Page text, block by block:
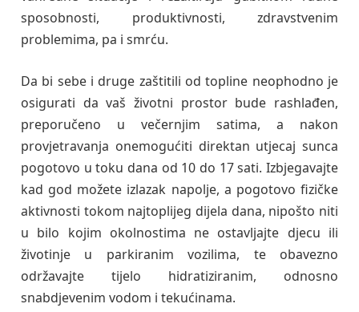
sposobnosti, produktivnosti, zdravstvenim
problemima, pa i smrću.
Da bi sebe i druge zaštitili od topline neophodno je
osigurati da vaš životni prostor bude rashlađen,
preporučeno u večernjim satima, a nakon
provjetravanja onemogućiti direktan utjecaj sunca
pogotovo u toku dana od 10 do 17 sati. Izbjegavajte
kad god možete izlazak napolje, a pogotovo fizičke
aktivnosti tokom najtoplijeg dijela dana, nipošto niti
u bilo kojim okolnostima ne ostavljajte djecu ili
životinje u parkiranim vozilima, te obavezno
održavajte tijelo hidratiziranim, odnosno
snabdjevenim vodom i tekućinama.